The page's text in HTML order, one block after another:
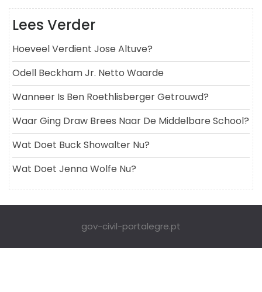
Lees Verder
Hoeveel Verdient Jose Altuve?
Odell Beckham Jr. Netto Waarde
Wanneer Is Ben Roethlisberger Getrouwd?
Waar Ging Draw Brees Naar De Middelbare School?
Wat Doet Buck Showalter Nu?
Wat Doet Jenna Wolfe Nu?
gov-civil-portalegre.pt